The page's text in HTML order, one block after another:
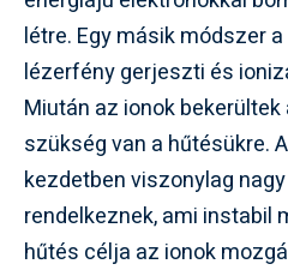
létre. Egy másik módszer a
lézerfény gerjeszti és
Miután az ionok
szükség van a hűtésükre.
kezdetben viszonylag
rendelkeznek, ami instabil
hűtés célja az ionok